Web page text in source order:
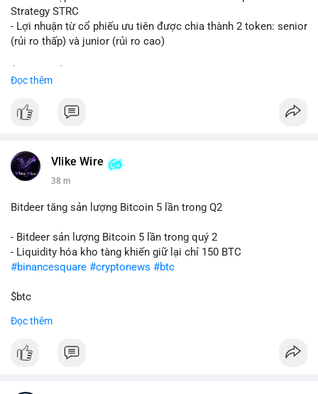
Strategy STRC
- Lợi nhuận từ cổ phiếu ưu tiên được chia thành 2 token: senior
(rủi ro thấp) và junior (rủi ro cao)
Đọc thêm
Vlike Wire
38 m
Bitdeer tăng sản lượng Bitcoin 5 lần trong Q2
- Bitdeer sản lượng Bitcoin 5 lần trong quý 2
- Liquidity hóa kho tàng khiến giữ lại chỉ 150 BTC
#binancesquare #cryptonews #btc
$btc
#vlikevn
📰 Nguồn: Cointelegraph
Đọc thêm